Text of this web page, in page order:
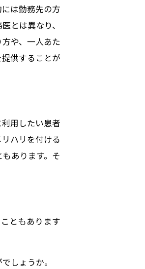
は勤務先の方
とは異なり、
や、一人あた
供することが
用したい患者
ハリを付ける
あります。そ
ともあります
しょうか。